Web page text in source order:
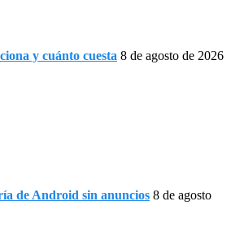
y cuánto cuesta 8 de agosto de 2026
de Android sin anuncios 8 de agosto